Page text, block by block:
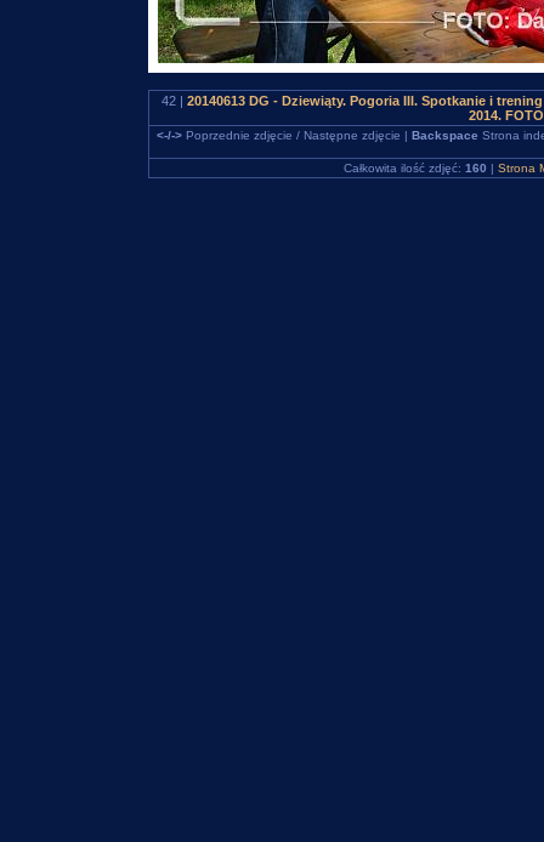
42 | 20140613 DG - Dziewiąty. Pogoria III. Spotkanie i
2014.
<-/->Poprzednie zdjęcie / Następne zdjęcie | Backspace Strona
Całkowita ilość zdjęć: 160 | Strona